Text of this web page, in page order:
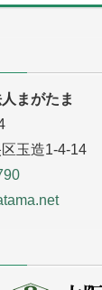
まがたま
玉造1-4-14